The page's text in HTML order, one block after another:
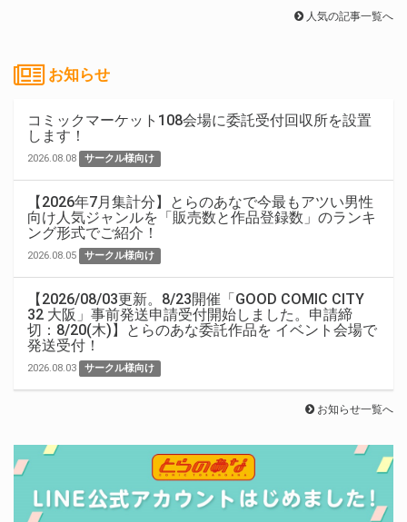
人気の記事一覧へ
お知らせ
コミックマーケット108会場に委託受付回収所を設置
します！
2026.08.08 サークル様向け
【2026年7月集計分】とらのあなで今最もアツい男性
向け人気ジャンルを「販売数と作品登録数」のランキ
ング形式でご紹介！
2026.08.05 サークル様向け
【2026/08/03更新。8/23開催「GOOD COMIC CITY
32 大阪」事前発送申請受付開始しました。申請締
切：8/20(木)】とらのあな委託作品を イベント会場で
発送受付！
2026.08.03 サークル様向け
お知らせ一覧へ